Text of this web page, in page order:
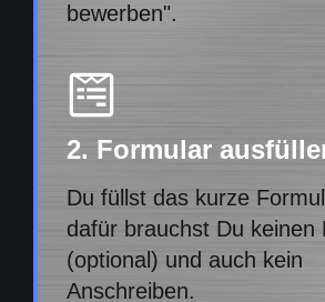
bewerben".
2. Formular
Du füllst das kurze
dafür brauchst Du keinen
(optional) und auch kein
Anschreiben.